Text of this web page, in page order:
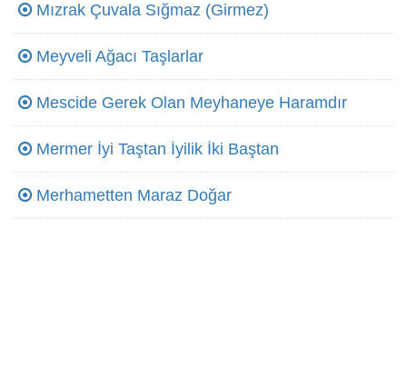
Mızrak Çuvala Sığmaz (Girmez)
Meyveli Ağacı Taşlarlar
Mescide Gerek Olan Meyhaneye Haramdır
Mermer İyi Taştan İyilik İki Baştan
Merhametten Maraz Doğar